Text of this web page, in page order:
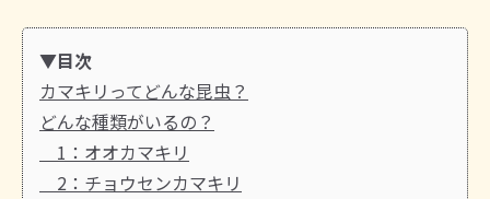
▼目次
カマキリってどんな昆虫？
どんな種類がいるの？
1：オオカマキリ
2：チョウセンカマキリ